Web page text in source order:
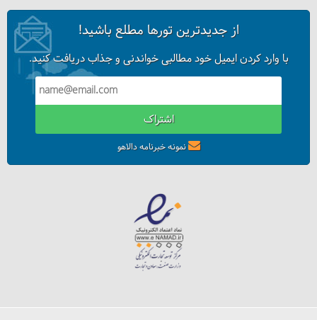
از جدیدترین تورها مطلع باشید!
با وارد کردن ایمیل خود مطالبی خواندنی و جذاب دریافت کنید.
اشتراک
نمونه خبرنامه دالاهو